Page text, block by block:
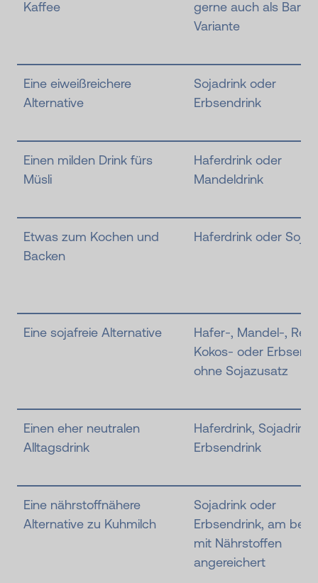
Kaffee
gerne auch als
Variante
Eine eiweißreichere
Alternative
Sojadrink oder
Erbsendrink
Einen milden Drink fürs
Müsli
Haferdrink oder
Mandeldrink
Etwas zum Kochen und
Backen
Haferdrink oder
Eine sojafreie Alternative
Hafer-, Mandel-,
Kokos- oder
ohne Sojazusatz
Einen eher neutralen
Alltagsdrink
Haferdrink, Sojadrink
Erbsendrink
Eine nährstoffnähere
Alternative zu Kuhmilch
Sojadrink oder
Erbsendrink, am
mit Nährstoffen
angereichert